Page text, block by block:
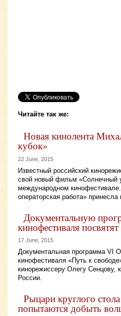
Читайте так же:
Новая кинолента
кубок»
22 June, 2015
Известный российский
свой новый фильм «Солнечный
международном
операторская работа» принесла
Документальную
кинофестиваля
17 June, 2015
Документальная программа VI
кинофестиваля «Путь к
кинорежиссеру Олегу Сенцову,
России.
Рыцари круглого
попытаются добыть